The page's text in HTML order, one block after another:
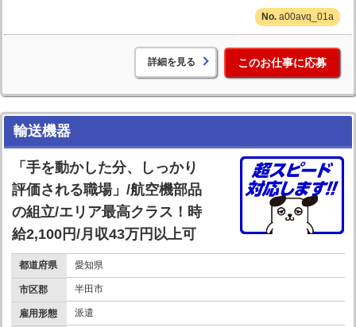
a00avq_01a
詳細を見る このお仕事に応募
輸送機器
「手を動かした分、しっかり
評価される職場」/航空機部品
の組立/エリア最高クラス！時
給2,100円/月収43万円以上可
都道府県 愛知県
市区郡 半田市
雇用形態 派遣